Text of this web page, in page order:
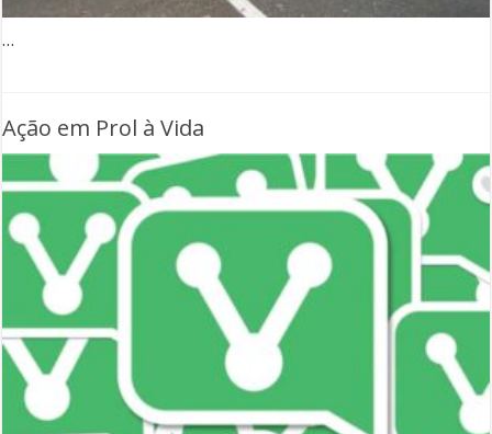
…
Ação em Prol à Vida